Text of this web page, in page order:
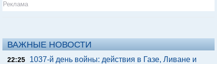
Реклама
ВАЖНЫЕ НОВОСТИ
22:25
1037-й день войны: действия в Газе, Ливане и